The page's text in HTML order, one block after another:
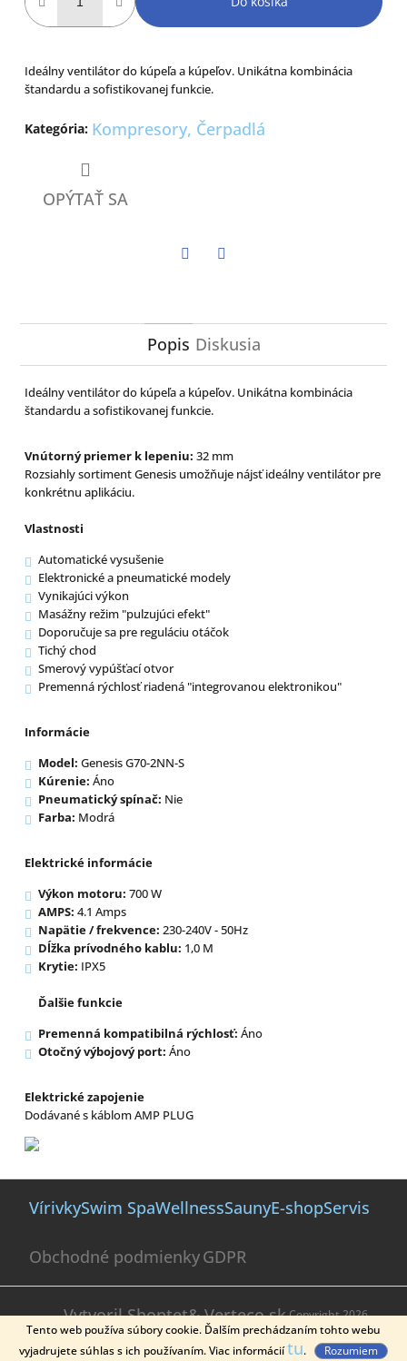
Tento web používa súbory cookie. Ďalším prechádzaním tohto webu
vyjadrujete súhlas s ich používaním. Viac informáciítu. Rozumiem
Ideálny ventilátor do kúpeľa a kúpeľov. Unikátna kombinácia
štandardu a sofistikovanej funkcie.
Kategória: Kompresory, Čerpadlá
OPÝTAŤ SA
Popis Diskusia
Ideálny ventilátor do kúpeľa a kúpeľov. Unikátna kombinácia
štandardu a sofistikovanej funkcie.
Vnútorný priemer k lepeniu: 32 mm
Rozsiahly sortiment Genesis umožňuje nájsť ideálny ventilátor pre
konkrétnu aplikáciu.
Vlastnosti
Automatické vysušenie
Elektronické a pneumatické modely
Vynikajúci výkon
Masážny režim "pulzujúci efekt"
Doporučuje sa pre reguláciu otáčok
Tichý chod
Smerový vypúšťací otvor
Premenná rýchlosť riadená "integrovanou elektronikou"
Informácie
Model:Genesis G70-2NN-S
Kúrenie: Áno
Pneumatický spínač: Nie
Farba: Modrá
Elektrické informácie
Výkon motoru: 700 W
AMPS: 4.1 Amps
Napätie / frekvence:230-240V - 50Hz
Dĺžka prívodného kablu: 1,0 M
Krytie: IPX5
Ďalšie funkcie
Premenná kompatibilná rýchlosť: Áno
Otočný výbojový port: Áno
Elektrické zapojenie
Dodávané s káblom AMP PLUG
i
VírivkySwim SpaWellnessSaunyE-shopServis
Obchodné podmienkyGDPR
Vytvoril Shoptet& Verteco.skCopyright 2026
sanikaspa.sk
. Všetky práva vyhradené.